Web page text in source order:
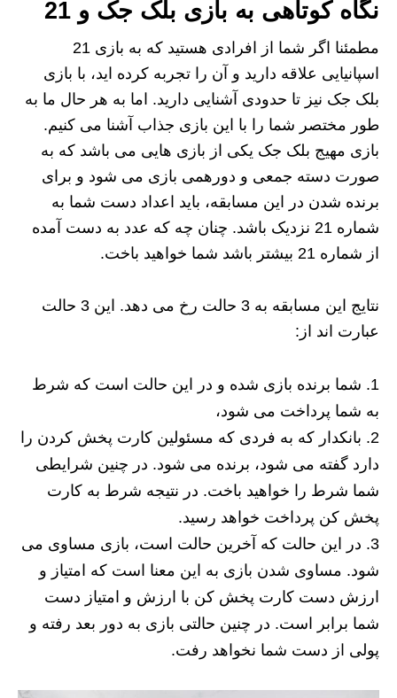
نگاه کوتاهی به بازی بلک جک و 21
مطمئنا اگر شما از افرادی هستید که به بازی 21
اسپانیایی علاقه دارید و آن را تجربه کرده اید، با بازی
بلک جک نیز تا حدودی آشنایی دارید. اما به هر حال ما به
طور مختصر شما را با این بازی جذاب آشنا می کنیم.
بازی مهیج بلک جک یکی از بازی هایی می باشد که به
صورت دسته جمعی و دورهمی بازی می شود و برای
برنده شدن در این مسابقه، باید اعداد دست شما به
شماره 21 نزدیک باشد. چنان چه که عدد به دست آمده
از شماره 21 بیشتر باشد شما خواهید باخت.
نتایج این مسابقه به 3 حالت رخ می دهد. این 3 حالت
عبارت اند از:
شما برنده بازی شده و در این حالت است که شرط
به شما پرداخت می شود،
بانکدار که به فردی که مسئولین کارت پخش کردن را
دارد گفته می شود، برنده می شود. در چنین شرایطی
شما شرط را خواهید باخت. در نتیجه شرط به کارت
پخش کن پرداخت خواهد رسید.
در این حالت که آخرین حالت است، بازی مساوی می
شود. مساوی شدن بازی به این معنا است که امتیاز و
ارزش دست کارت پخش کن با ارزش و امتیاز دست
شما برابر است. در چنین حالتی بازی به دور بعد رفته و
پولی از دست شما نخواهد رفت.